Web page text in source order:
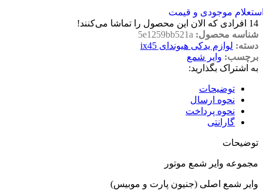
موجودی و قیمت
14 افرادی که الان این محصول را تماشا می‌کنند!
شناسه محصول: 5e1259bb521a
دسته: لوازم یدکی هیوندای ix45
برچسب: وایر شمع
به اشتراک بگذارید:
توضیحات
نحوه ارسال
نحوه پرداخت
گارانتی
توضیحات
مجموعه وایر شمع موتور
وایر شمع اصلی (جنیون پارت و موبیس)